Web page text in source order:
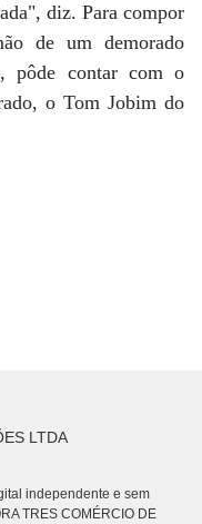
diz. Para compor
de um demorado
pôde contar com o
o Tom Jobim do
LTDA
independente e sem
TRES COMÉRCIO DE